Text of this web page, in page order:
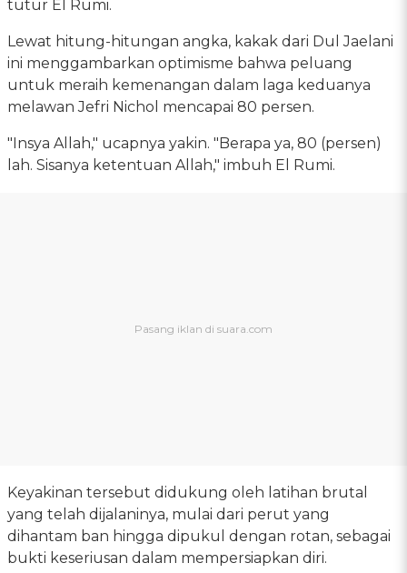
tutur El Rumi.
Lewat hitung-hitungan angka, kakak dari Dul Jaelani
ini menggambarkan optimisme bahwa peluang
untuk meraih kemenangan dalam laga keduanya
melawan Jefri Nichol mencapai 80 persen.
"Insya Allah," ucapnya yakin. "Berapa ya, 80 (persen)
lah. Sisanya ketentuan Allah," imbuh El Rumi.
Keyakinan tersebut didukung oleh latihan brutal
yang telah dijalaninya, mulai dari perut yang
dihantam ban hingga dipukul dengan rotan, sebagai
bukti keseriusan dalam mempersiapkan diri.